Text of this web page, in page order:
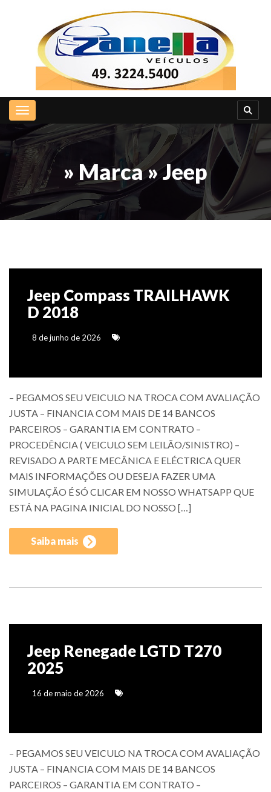
Toggle navigation
» Marca » Jeep
Jeep Compass TRAILHAWK
D 2018
8 de junho de 2026
– PEGAMOS SEU VEICULO NA TROCA COM AVALIAÇÃO
JUSTA – FINANCIA COM MAIS DE 14 BANCOS
PARCEIROS – GARANTIA EM CONTRATO –
PROCEDÊNCIA ( VEICULO SEM LEILÃO/SINISTRO) –
REVISADO A PARTE MECÂNICA E ELÉCTRICA QUER
MAIS INFORMAÇÕES OU DESEJA FAZER UMA
SIMULAÇÃO É SÓ CLICAR EM NOSSO WHATSAPP QUE
ESTÁ NA PAGINA INICIAL DO NOSSO […]
Saiba mais
Jeep Renegade LGTD T270
2025
16 de maio de 2026
– PEGAMOS SEU VEICULO NA TROCA COM AVALIAÇÃO
JUSTA – FINANCIA COM MAIS DE 14 BANCOS
PARCEIROS – GARANTIA EM CONTRATO –